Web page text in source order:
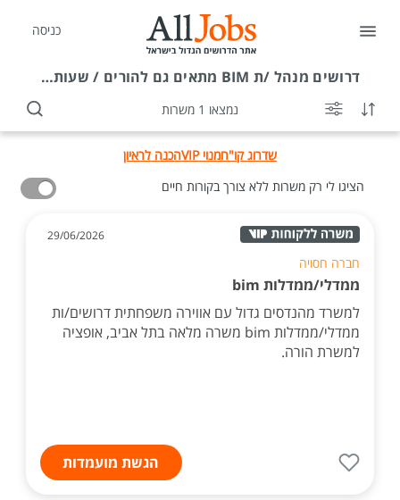
כניסה
דרושים מנהל /ת BIM מתאים גם להורים / שעות גמישות
נמצאו 1 משרות
שדרוג קו"חמנוי VIP
הכנה לראיון
הציגו לי רק משרות ללא צורך בקורות חיים
29/06/2026
חברה חסויה
ממדלי/ממדלות bim
למשרד מהנדסים גדול עם אווירה משפחתית דרושים/ות
ממדלי/ממדלות bim משרה מלאה בתל אביב, אופציה
למשרת הורה.
הגשת מועמדות